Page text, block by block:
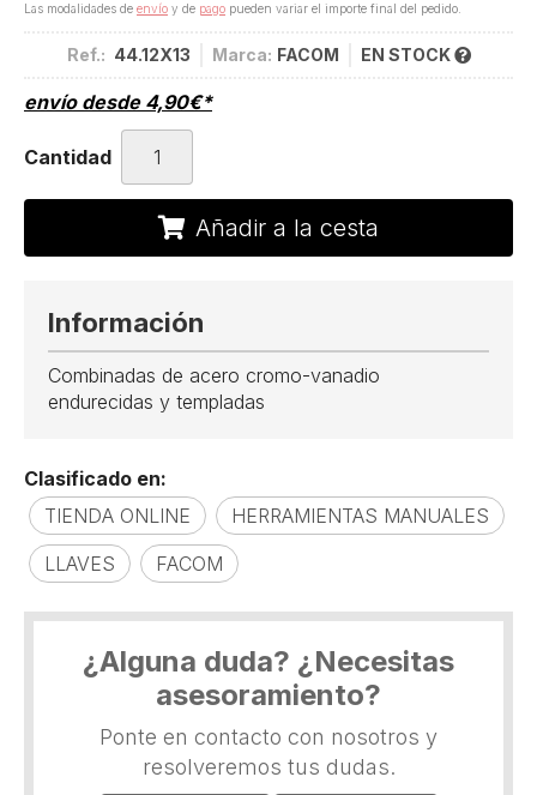
Las modalidades de envío y de pago pueden variar el importe final del pedido.
Ref.: 44.12X13 Marca: FACOM EN STOCK
envío desde 4,90€*
Cantidad
Añadir a la cesta
Información
Combinadas de acero cromo-vanadio
endurecidas y templadas
Clasificado en:
TIENDA ONLINE
HERRAMIENTAS MANUALES
LLAVES
FACOM
¿Alguna duda? ¿Necesitas
asesoramiento?
Ponte en contacto con nosotros y
resolveremos tus dudas.